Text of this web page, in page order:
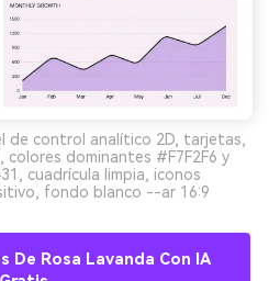
de control analítico 2D, tarjetas,
dominantes #F7F2F6 y
cuadrícula limpia, iconos
fondo blanco --ar 16:9
De Rosa Lavanda Con IA